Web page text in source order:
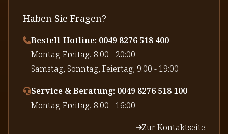
Haben Sie Fragen?
Bestell-Hotline: 0049 8276 518 400
⁠Montag-Freitag, 8:00 - 20:00
⁠Samstag, Sonntag, Feiertag, 9:00 - 19:00
Service & Beratung: 0049 8276 518 100
⁠Montag-Freitag, 8:00 - 16:00
Zur Kontaktseite